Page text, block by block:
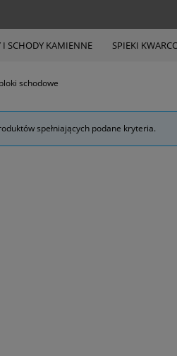
I SCHODY KAMIENNE SPIEKI
schodowe
spełniających podane kryteria.